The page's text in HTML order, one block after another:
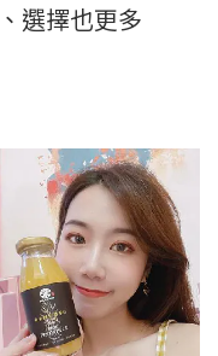
選擇也更多